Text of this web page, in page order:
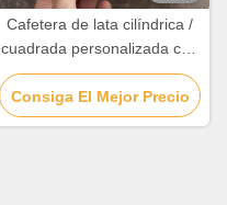
Cafetera de lata cilíndrica /
cuadrada personalizada con
orificios de ventilación
Consiga El Mejor Precio